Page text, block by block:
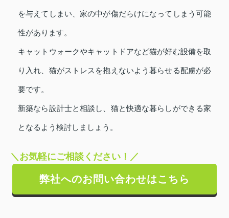
を与えてしまい、家の中が傷だらけになってしまう可能
性があります。
キャットウォークやキャットドアなど猫が好む設備を取
り入れ、猫がストレスを抱えないよう暮らせる配慮が必
要です。
新築なら設計士と相談し、猫と快適な暮らしができる家
となるよう検討しましょう。
＼お気軽にご相談ください！／
弊社へのお問い合わせはこちら